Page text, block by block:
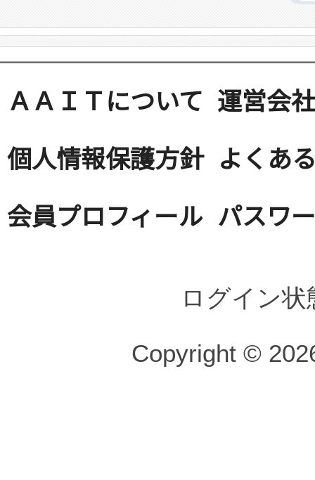
ＡＡＩＴについて 運営会社
個人情報保護方針 よくあ
会員プロフィール パスワ
ログイン
Copyright ©